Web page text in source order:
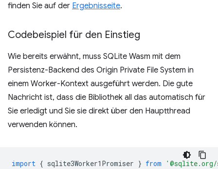
finden Sie auf der Ergebnisseite.
Codebeispiel für den Einstieg
Wie bereits erwähnt, muss SQLite Wasm mit dem
Persistenz-Backend des Origin Private File System in
einem Worker-Kontext ausgeführt werden. Die gute
Nachricht ist, dass die Bibliothek all das automatisch für
Sie erledigt und Sie sie direkt über den Hauptthread
verwenden können.
import { sqlite3Worker1Promiser } from